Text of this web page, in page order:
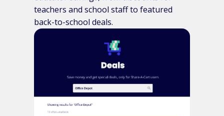
teachers and school staff to featured
back-to-school deals.